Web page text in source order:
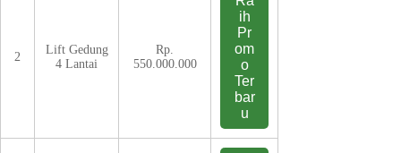
2
Lift Gedung
4 Lantai
Rp.
550.000.000
ih
Pr
om
o
Ter
bar
u